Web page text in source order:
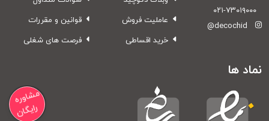
۰۲۱-۷۳۰۱۹۰۰۰
@decochid
عاملیت فروش
خرید اقساطی
قوانین و مقررات
فرصت های شغلی
نماد ها
مشاوره
رایگان